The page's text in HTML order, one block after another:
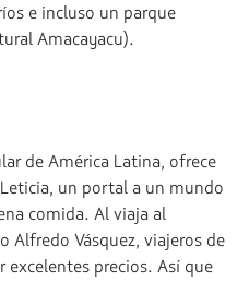
e incluso un parque
Amacayacu).
de América Latina, ofrece
un portal a un mundo
comida. Al viaja al
Alfredo Vásquez, viajeros de
precios. Así que